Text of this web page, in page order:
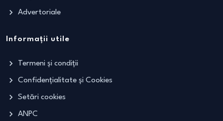
Advertoriale
Informații utile
Termeni și condiții
Confidențialitate și Cookies
Setări cookies
ANPC